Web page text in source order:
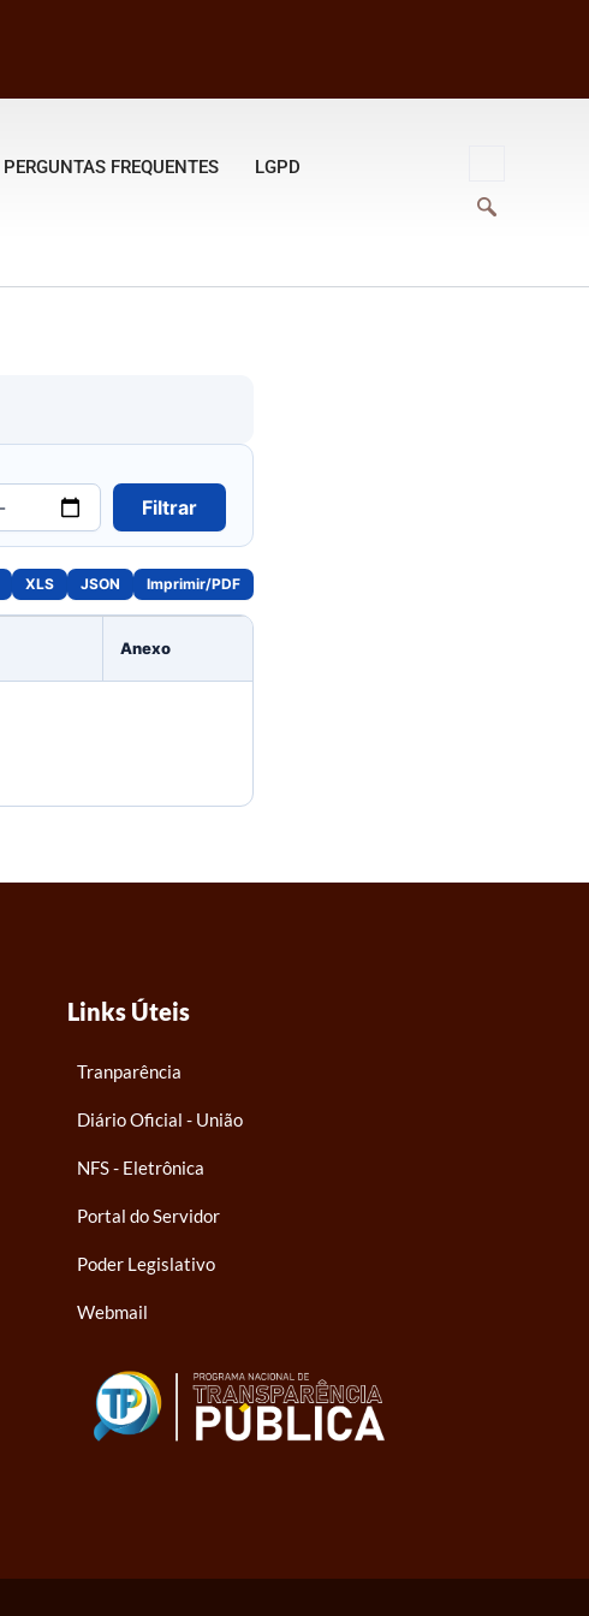
PERGUNTAS FREQUENTES LGPD
Filtrar
XLS JSON Imprimir/PDF
Anexo
Links Úteis
Tranparência
Diário Oficial - União
NFS - Eletrônica
Portal do Servidor
Poder Legislativo
Webmail